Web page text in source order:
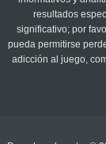
resultados
significativo; por
pueda permitirse
adicción al juego,